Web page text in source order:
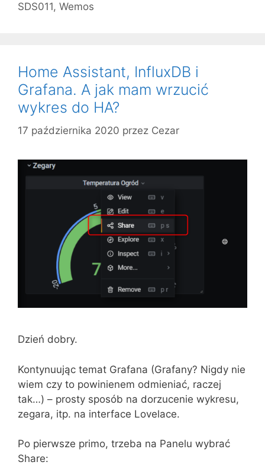
SDS011, Wemos
Home Assistant, InfluxDB i
Grafana. A jak mam wrzucić
wykres do HA?
17 października 2020 przez Cezar
Dzień dobry.
Kontynuując temat Grafana (Grafany? Nigdy nie
wiem czy to powinienem odmieniać, raczej
tak…) – prosty sposób na dorzucenie wykresu,
zegara, itp. na interface Lovelace.
Po pierwsze primo, trzeba na Panelu wybrać
Share: